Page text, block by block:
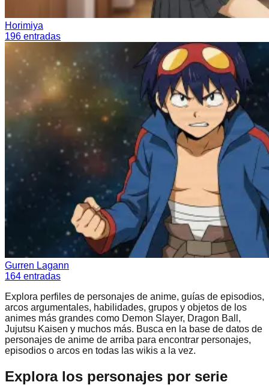
Horimiya
196 entradas
Gurren Lagann
164 entradas
Explora perfiles de personajes de anime, guías de episodios,
arcos argumentales, habilidades, grupos y objetos de los
animes más grandes como Demon Slayer, Dragon Ball,
Jujutsu Kaisen y muchos más. Busca en la base de datos de
personajes de anime de arriba para encontrar personajes,
episodios o arcos en todas las wikis a la vez.
Explora los personajes por serie